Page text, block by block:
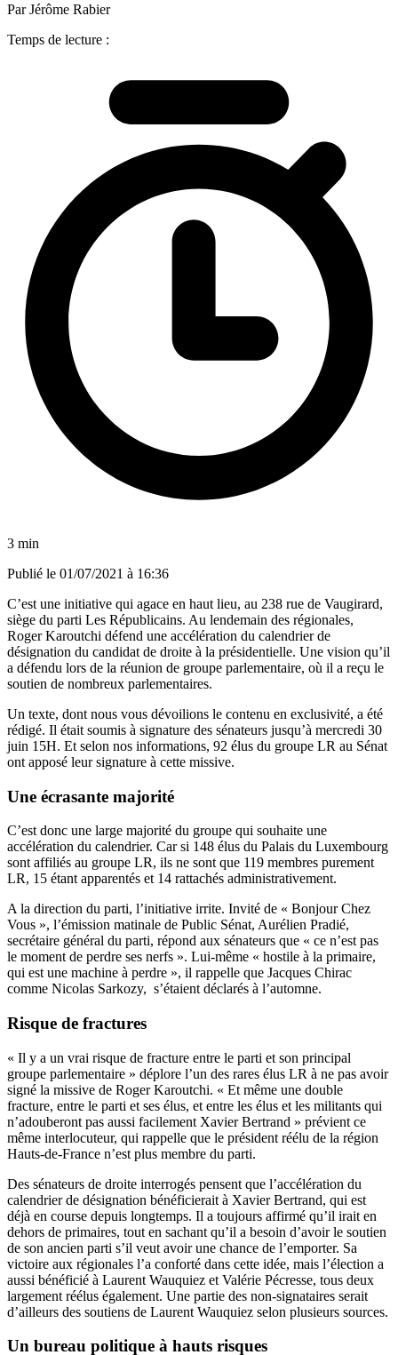
Par Jérôme Rabier
Temps de lecture :
3 min
Publié le 01/07/2021 à 16:36
C’est une initiative qui agace en haut lieu, au 238 rue de Vaugirard,
siège du parti Les Républicains. Au lendemain des régionales,
Roger Karoutchi défend une accélération du calendrierde
désignation du candidat de droite à la présidentielle. Une vision qu’il
a défendu lors de la réunion de groupe parlementaire, où il a reçu le
soutien de nombreux parlementaires.
Un texte, dont nous vous dévoilions le contenu en exclusivité, a été
rédigé. Il était soumis à signature des sénateurs jusqu’à mercredi 30
juin 15H. Et selon nos informations, 92 élus du groupe LR au Sénat
ont apposé leur signature à cette missive.
Une écrasante majorité
C’est donc une large majorité du groupe qui souhaite une
accélération du calendrier. Car si 148 élus du Palais du Luxembourg
sont affiliés au groupe LR, ils ne sont que 119 membres purement
LR, 15 étant apparentés et 14 rattachés administrativement.
A la direction du parti, l’initiative irrite. Invité de « Bonjour Chez
Vous », l’émission matinale de Public Sénat, Aurélien Pradié,
secrétaire général du parti, répond aux sénateurs que « ce n’est pas
le moment de perdre ses nerfs ». Lui-même « hostile à la primaire,
qui est une machine à perdre », il rappelle que Jacques Chirac
comme Nicolas Sarkozy, s’étaient déclarés à l’automne.
Risque de fractures
« Il y a un vrai risque de fracture entre le parti et son principal
groupe parlementaire » déplore l’un des rares élus LR à ne pas avoir
signé la missive de Roger Karoutchi. « Et même une double
fracture, entre le parti et ses élus, et entre les élus et les militants qui
n’adouberont pas aussi facilement Xavier Bertrand » prévient ce
même interlocuteur, qui rappelle que le président réélu de la région
Hauts-de-France n’est plus membre du parti.
Des sénateurs de droite interrogés pensent que l’accélération du
calendrier de désignation bénéficierait à Xavier Bertrand, qui est
déjà en course depuis longtemps. Il a toujours affirmé qu’il irait en
dehors de primaires, tout en sachant qu’il a besoin d’avoir le soutien
de son ancien parti s’il veut avoir une chance de l’emporter. Sa
victoire aux régionales l’a conforté dans cette idée, mais l’élection a
aussi bénéficié à Laurent Wauquiez et Valérie Pécresse, tous deux
largement réélus également. Une partie des non-signataires serait
d’ailleurs des soutiens de Laurent Wauquiez selon plusieurs sources.
Un bureau politique à hauts risques